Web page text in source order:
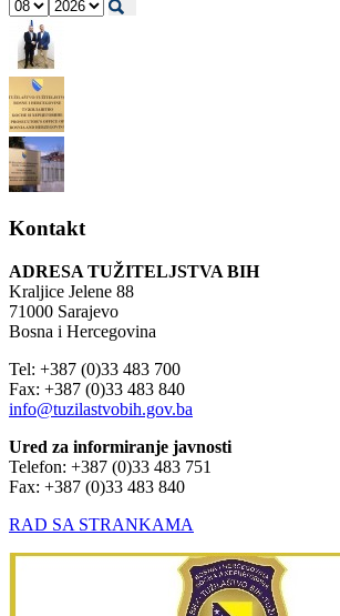
Kontakt
ADRESA TUŽITELJSTVA BIH
Kraljice Jelene 88
71000 Sarajevo
Bosna i Hercegovina
Tel: +387 (0)33 483 700
Fax: +387 (0)33 483 840
info@tuzilastvobih.gov.ba
Ured za informiranje javnosti
Telefon: +387 (0)33 483 751
Fax: +387 (0)33 483 840
RAD SA STRANKAMA